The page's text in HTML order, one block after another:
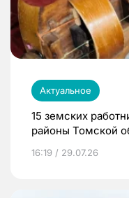
Актуальное
15 земских
районы Томской
16:19 / 29.07.26